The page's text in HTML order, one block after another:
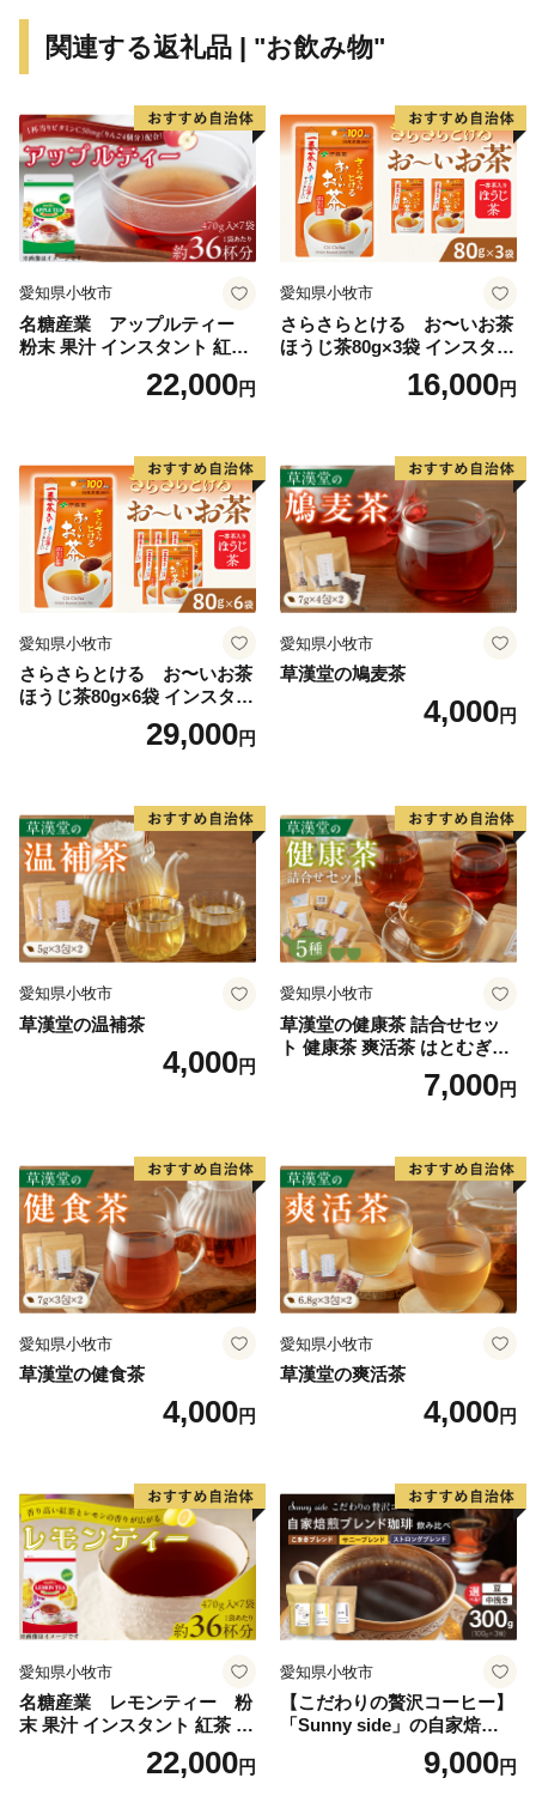
電話：0875-24-8056
Email：shimanto@furusato-city.com
関連する返礼品 | "お飲み物"
愛知県小牧市
名糖産業 アップルティー
粉末 果汁 インスタント 紅茶
ティー ビタミンC 袋 ロング
セラー 粉末飲料 粉末茶 簡単
22,000円
愛知県小牧市
さらさらとける お〜いお茶
ほうじ茶80g×3袋 インスタン
トほうじ茶 粉末ほうじ茶 粉
末茶 おーいお茶 粉末緑茶
16,000円
愛知県小牧市
さらさらとける お〜いお茶
ほうじ茶80g×6袋 インスタン
トほうじ茶 粉末ほうじ茶 粉
末茶 おーいお茶 粉末緑茶
29,000円
愛知県小牧市
草漢堂の鳩麦茶
4,000円
愛知県小牧市
草漢堂の温補茶
4,000円
愛知県小牧市
草漢堂の健康茶 詰合せセッ
ト 健康茶 爽活茶 はとむぎ茶
温補茶 健食茶 和漢紅茶 お茶
7,000円
愛知県小牧市
草漢堂の健食茶
4,000円
愛知県小牧市
草漢堂の爽活茶
4,000円
愛知県小牧市
名糖産業 レモンティー 粉
末 果汁 インスタント 紅茶 ビ
タミンC 袋 ロングセラー 粉
末飲料 粉末茶 簡単 手軽 ホッ
22,000円
愛知県小牧市
【こだわりの贅沢コーヒー】
「Sunny side」の自家焙煎珈
琲ブレンド珈琲飲み比べセッ
9,000円